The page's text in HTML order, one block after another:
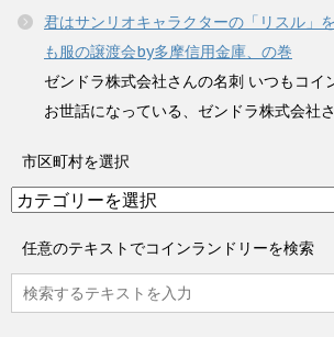
君はサンリオキャラクターの「リスル」
も服の譲渡会by多摩信用金庫、の巻
ゼンドラ株式会社さんの名刺 いつもコイ
お世話になっている、ゼンドラ株式会社
市区町村を選択
市
町
村
を
選
任意のテキストでコインランドリーを検索